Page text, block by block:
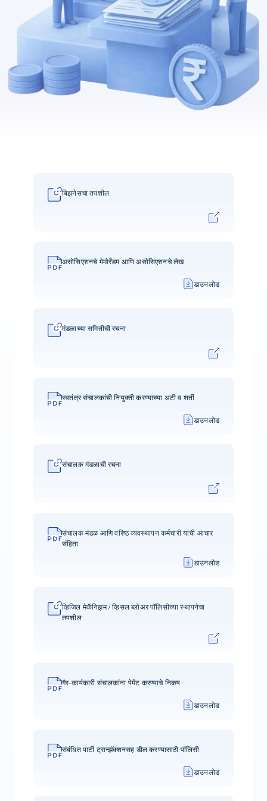
बिझनेसचा तपशील
असोसिएशनचे मेमोरँडम आणि असोसिएशनचे लेख
डाउनलोड
मंडळाच्या समितीची रचना
स्वतंत्र संचालकांची नियुक्ती करण्याच्या अटी व शर्ती
डाउनलोड
संचालक मंडळाची रचना
संचालक मंडळ आणि वरिष्ठ व्यवस्थापन कर्मचारी यांची आचार
संहिता
डाउनलोड
व्हिजिल मेकॅनिझम / व्हिसल ब्लोअर पॉलिसीच्या स्थापनेचा
तपशील
गैर-कार्यकारी संचालकांना पेमेंट करण्याचे निकष
डाउनलोड
संबंधित पार्टी ट्रान्झॅक्शनसह डील करण्यासाठी पॉलिसी
डाउनलोड